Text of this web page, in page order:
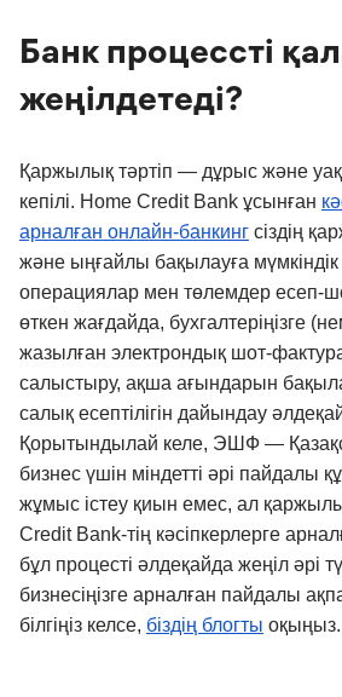
Банк процессті
жеңілдетеді?
Қаржылық тәртіп — дұрыс және
кепілі. Home Credit Bank ұсынған
арналған онлайн-банкинг сіздің
және ыңғайлы бақылауға
операциялар мен төлемдер есеп-
өткен жағдайда, бухгалтеріңізге
жазылған электрондық шот-
салыстыру, ақша ағындарын
салық есептілігін дайындау
Қорытындылай келе, ЭШФ —
бизнес үшін міндетті әрі пайдалы
жұмыс істеу қиын емес, ал
Credit Bank-тің кәсіпкерлерге
бұл процесті әлдеқайда жеңіл әрі
бизнесіңізге арналған пайдалы
білгіңіз келсе, біздің блогты оқыңыз.